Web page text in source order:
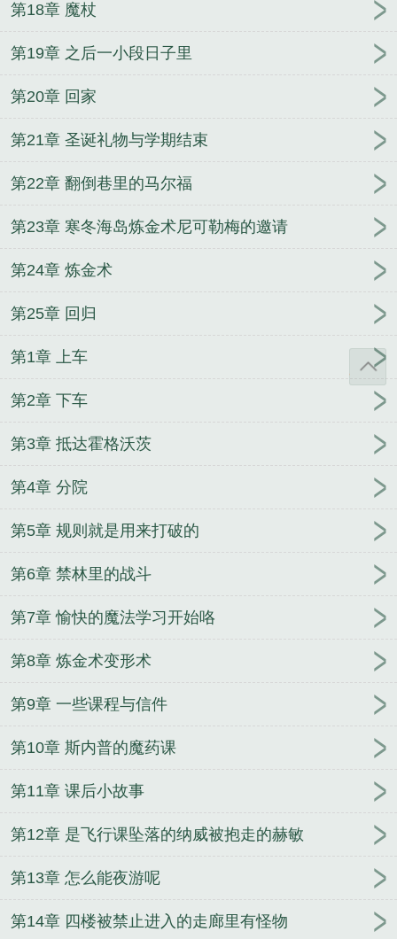
第18章 魔杖
第19章 之后一小段日子里
第20章 回家
第21章 圣诞礼物与学期结束
第22章 翻倒巷里的马尔福
第23章 寒冬海岛炼金术尼可勒梅的邀请
第24章 炼金术
第25章 回归
第1章 上车
第2章 下车
第3章 抵达霍格沃茨
第4章 分院
第5章 规则就是用来打破的
第6章 禁林里的战斗
第7章 愉快的魔法学习开始咯
第8章 炼金术变形术
第9章 一些课程与信件
第10章 斯内普的魔药课
第11章 课后小故事
第12章 是飞行课坠落的纳威被抱走的赫敏
第13章 怎么能夜游呢
第14章 四楼被禁止进入的走廊里有怪物